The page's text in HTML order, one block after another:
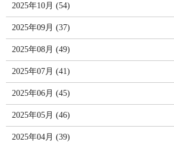
2025年10月 (54)
2025年09月 (37)
2025年08月 (49)
2025年07月 (41)
2025年06月 (45)
2025年05月 (46)
2025年04月 (39)